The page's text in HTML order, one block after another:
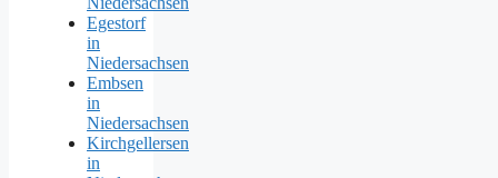
Egestorf
in
Niedersachsen
Embsen
in
Niedersachsen
Kirchgellersen
in